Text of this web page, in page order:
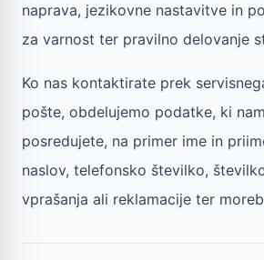
naprava, jezikovne nastavitve in
za varnost ter pravilno delovanje
Ko nas kontaktirate prek
pošte, obdelujemo podatke, ki
posredujete, na primer ime in
naslov, telefonsko številko,
vprašanja ali reklamacije ter